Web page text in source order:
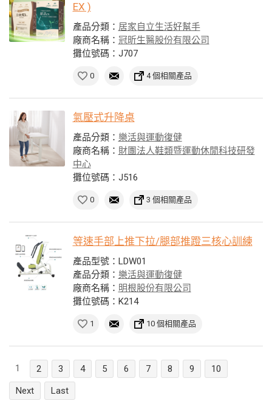
EX )
產品分類： 居家自立生活好幫手
廠商名稱： 冠昕生醫股份有限公司
攤位號碼：J707
0 4 個相關產品
氣壓式升降桌
產品分類： 樂活與運動復健
廠商名稱： 財團法人鞋類暨運動休閒科技研發
中心
攤位號碼：J516
0 3 個相關產品
等速手部上推下拉/腿部推蹬三核心訓練
產品型號：LDW01
產品分類： 樂活與運動復健
廠商名稱： 明根股份有限公司
攤位號碼：K214
1 10 個相關產品
1 2 3 4 5 6 7 8 9
10
Next
Last